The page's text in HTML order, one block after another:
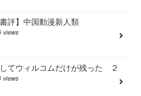
書評】中国動漫新人類
views
てウィルコムだけが残った ２
views